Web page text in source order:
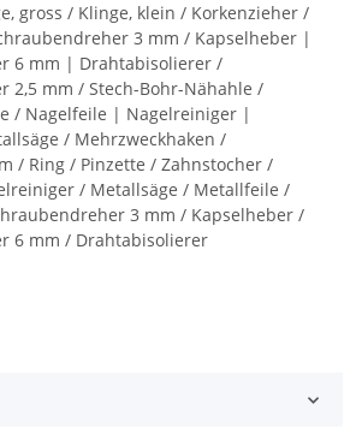
gross / Klinge, klein / Korkenzieher /
3 mm / Kapselheber |
6 mm | Drahtabisolierer /
2,5 mm / Stech-Bohr-Nähahle /
/ Nagelfeile | Nagelreiniger |
/ Mehrzweckhaken /
/ Ring / Pinzette / Zahnstocher /
/ Metallsäge / Metallfeile /
3 mm / Kapselheber /
6 mm / Drahtabisolierer